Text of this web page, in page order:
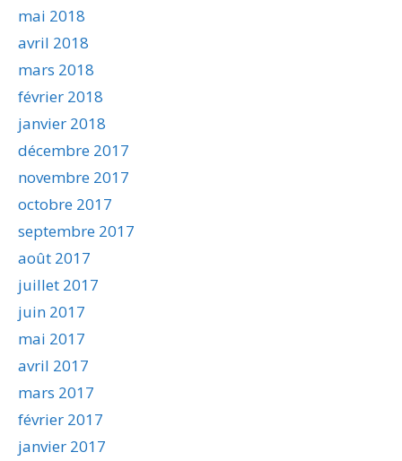
mai 2018
avril 2018
mars 2018
février 2018
janvier 2018
décembre 2017
novembre 2017
octobre 2017
septembre 2017
août 2017
juillet 2017
juin 2017
mai 2017
avril 2017
mars 2017
février 2017
janvier 2017